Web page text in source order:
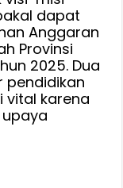
dapat
Anggaran
Provinsi
2025. Dua
pendidikan
vital karena